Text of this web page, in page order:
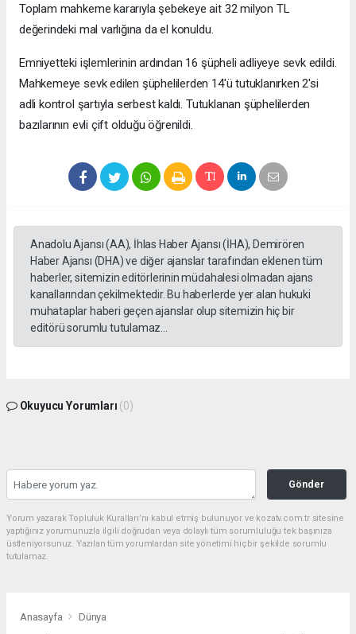
Toplam mahkeme kararıyla şebekeye ait 32 milyon TL
değerindeki mal varlığına da el konuldu.
Emniyetteki işlemlerinin ardından 16 şüpheli adliyeye sevk edildi.
Mahkemeye sevk edilen şüphelilerden 14'ü tutuklanırken 2'si
adli kontrol şartıyla serbest kaldı. Tutuklanan şüphelilerden
bazılarının evli çift olduğu öğrenildi.
Anadolu Ajansı (AA), İhlas Haber Ajansı (İHA), Demirören
Haber Ajansı (DHA) ve diğer ajanslar tarafından eklenen tüm
haberler, sitemizin editörlerinin müdahalesi olmadan ajans
kanallarından çekilmektedir. Bu haberlerde yer alan hukuki
muhataplar haberi geçen ajanslar olup sitemizin hiç bir
editörü sorumlu tutulamaz...
Okuyucu Yorumları (0)
Gönder
Yorum yazarak Topluluk Kuralları’nı kabul etmiş bulunuyor ve kozatv.com.tr sitesine
yaptığınız yorumunuzla ilgili doğrudan veya dolaylı tüm sorumluluğu tek başınıza
üstleniyorsunuz. Yazılan tüm yorumlardan site yönetimi hiçbir şekilde sorumlu
tutulamaz.
Anasayfa Dünya